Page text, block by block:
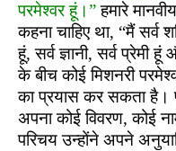
परमेश्वर हूं।”हमारे
कहना चाहिए था, “मैं सर्व
हूं, सर्व ज्ञानी, सर्व प्रेमी
के बीच कोई मिशनरी
का प्रयास कर सकता है।
अपना कोई विवरण, कोई
परिचय उन्होंने अपने